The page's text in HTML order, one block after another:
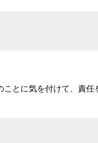
とに気を付けて、責任